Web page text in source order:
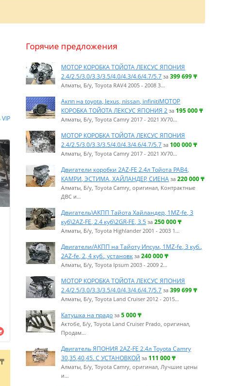
₸
Горячие предложения
МОТОР КОРОБКА ТОЙОТА ЛЕКСУС ЯПОНИЯ
2.4/2.5/3.0/3.3/3.5/4.0/4.3/4.6/4.7/5.7 за399 699₸
Алматы, Б/у, Toyota RAV4 2005 - 2008 3…
Акпп на toyota, lexus, nissan, infinitiМОТОР
КОРОБКА ТОЙОТА ЛЕКСУС ЯПОНИЯ 2 за 195 000₸
Алматы, Б/у, Toyota Camry 2017 - 2021 XV70…
МОТОР КОРОБКА ТОЙОТА ЛЕКСУС ЯПОНИЯ
2.4/2.5/3.0/3.3/3.5/4.0/4.3/4.6/4.7/5.7 за 100 000₸
Алматы, Б/у, Toyota Camry 2017 - 2021 XV70…
Двигатели коробки 2AZ-FE 2.4л Тойота РАВ4,
КАМРИ, ЭСТИМА, ХАЙЛАНДЕР, СИЕНА за220 000₸
Алматы, Б/у, Toyota Camry, оригинал, Контрактные
ДВС и…
Двигатель\АКПП Тайота Хайландер, 1MZ-fe, 3
куб\2AZ-FE, 2.4 куб\2GR-FE, 3.5 за250 000₸
Алматы, Б/у, Toyota Highlander 2001 - 2003 1…
Двигатели/АКПП на Тайоту Ипсум, 1MZ-fe, 3 куб.,
2АZ-fe, 2, 4 куб., установк за240 000₸
Алматы, Б/у, Toyota Ipsum 2003 - 2009 2…
МОТОР КОРОБКА ТОЙОТА ЛЕКСУС ЯПОНИЯ
2.4/2.5/3.0/3.3/3.5/4.0/4.3/4.6/4.7/5.7 за399 699₸
Алматы, Б/у, Toyota Land Cruiser 2012 - 2015…
Катушка на прадо за5 000₸
Актобе, Б/у, Toyota Land Cruiser Prado, оригинал,
Продам…
Двигатель ЯПОНИЯ 2AZ-FE 2.4л Toyota Camry
30,35,40,45. С УСТАНОВКОЙ за 111 000₸
Алматы, Б/у, Toyota Camry, оригинал, Лучшие цены
и…